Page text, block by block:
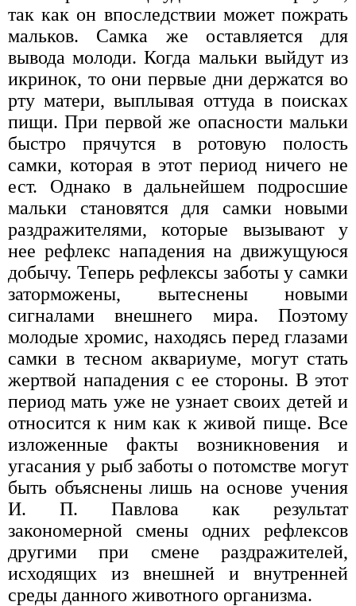
так как он впоследствии может пожрать
мальков. Самка же оставляется для
вывода молоди. Когда мальки выйдут из
икринок, то они первые дни держатся во
рту матери, выплывая оттуда в поисках
пищи. При первой же опасности мальки
быстро прячутся в ротовую полость
самки, которая в этот период ничего не
ест. Однако в дальнейшем подросшие
мальки становятся для самки новыми
раздражителями, которые вызывают у
нее рефлекс нападения на движущуюся
добычу. Теперь рефлексы заботы у самки
заторможены, вытеснены новыми
сигналами внешнего мира. Поэтому
молодые хромис, находясь перед глазами
самки в тесном аквариуме, могут стать
жертвой нападения с ее стороны. В этот
период мать уже не узнает своих детей и
относится к ним как к живой пище. Все
изложенные факты возникновения и
угасания у рыб заботы о потомстве могут
быть объяснены лишь на основе учения
И. П. Павлова как результат
закономерной смены одних рефлексов
другими при смене раздражителей,
исходящих из внешней и внутренней
среды данного животного организма.